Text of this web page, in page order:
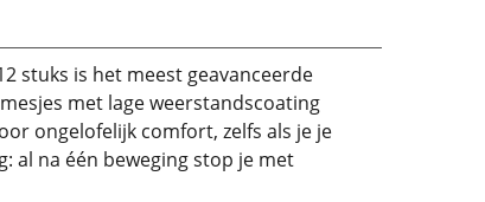
stuks is het meest geavanceerde
met lage weerstandscoating
ongelofelijk comfort, zelfs als je je
al na één beweging stop je met